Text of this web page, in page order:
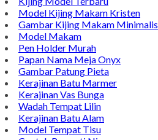
Model Kijing Makam Kristen
Gambar Kijing Makam Minimalis
Model Makam
Pen Holder Murah
Papan Nama Meja Onyx
Gambar Patung Pieta
Kerajinan Batu Marmer
Kerajinan Vas Bunga
Wadah Tempat Lilin
Kerajinan Batu Alam
Model Tempat Tisu